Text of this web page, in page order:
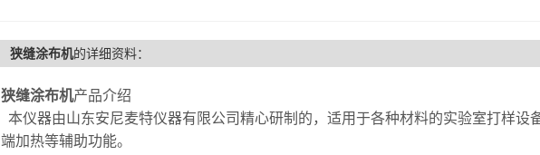
狭缝涂布机的详细资料：
狭缝涂布机产品介绍
本仪器由山东安尼麦特仪器有限公司精心研制的，适用于各种材料的实验室打样设
端加热等辅助功能。